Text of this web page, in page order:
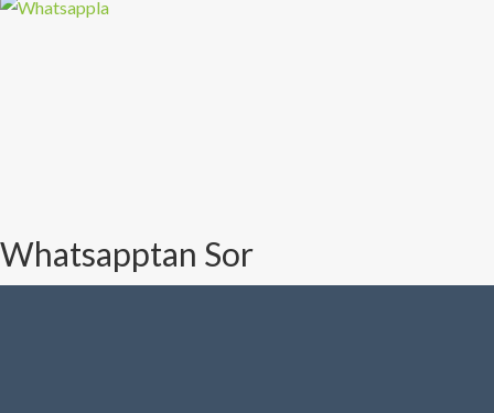
Whatsapptan Sor